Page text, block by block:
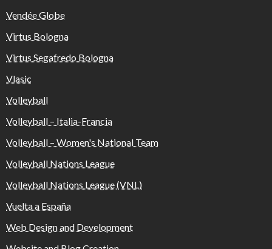
Vendée Globe
Virtus Bologna
Virtus Segafredo Bologna
Vlasic
Volleyball
Volleyball – Italia-Francia
Volleyball – Women's National Team
Volleyball Nations League
Volleyball Nations League (VNL)
Vuelta a España
Web Design and Development